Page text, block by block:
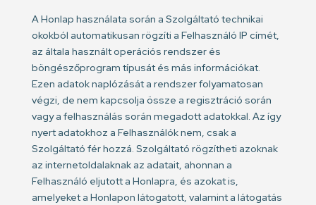
A Honlap használata során a Szolgáltató technikai
okokból automatikusan rögzíti a Felhasználó IP címét,
az általa használt operációs rendszer és
böngészőprogram típusát és más információkat.
Ezen adatok naplózását a rendszer folyamatosan
végzi, de nem kapcsolja össze a regisztráció során
vagy a felhasználás során megadott adatokkal. Az így
nyert adatokhoz a Felhasználók nem, csak a
Szolgáltató fér hozzá. Szolgáltató rögzítheti azoknak
az internetoldalaknak az adatait, ahonnan a
Felhasználó eljutott a Honlapra, és azokat is,
amelyeket a Honlapon látogatott, valamint a látogatás